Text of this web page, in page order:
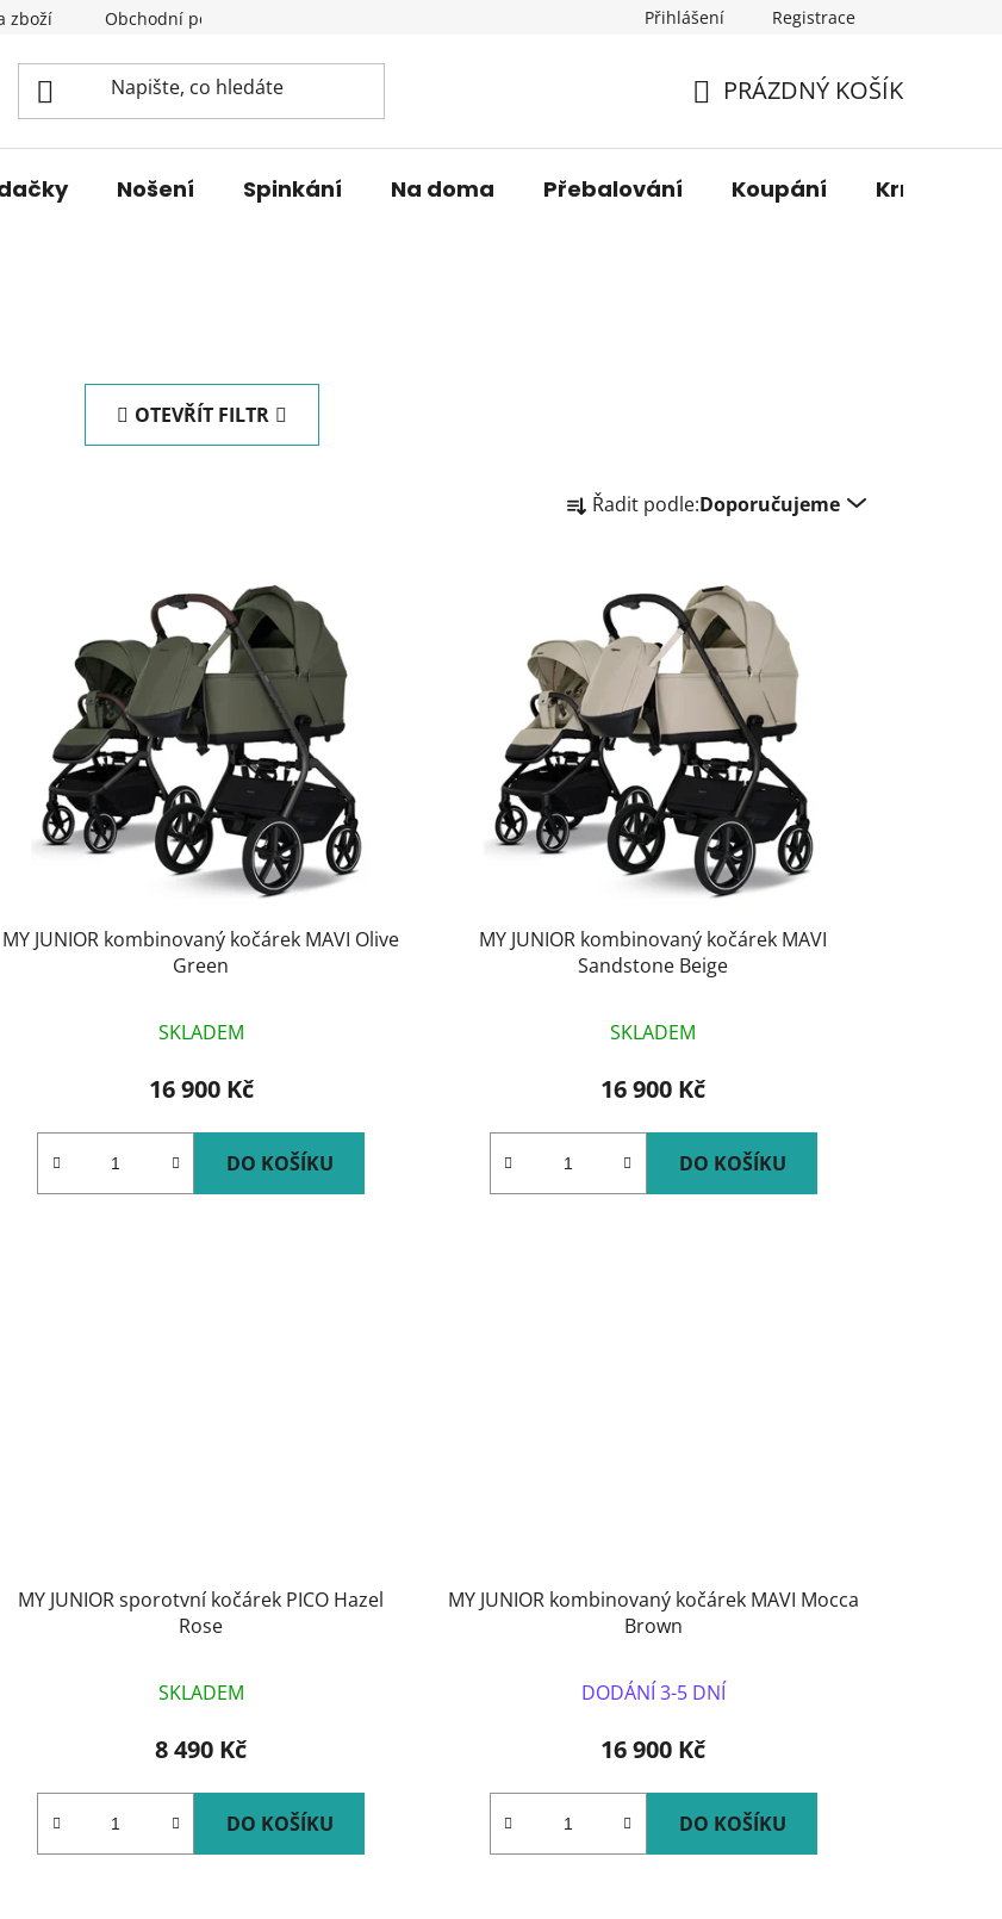
zboží Obchodní podmínky Věrnostní sleva O nás
Přihlášení Registrace
KOŠÍK
PRÁZDNÝ KOŠÍK
Nošení Spinkání Na doma Přebalování Koupání Krmení
OTEVŘÍT FILTR
a
í
p
r
o
d
u
k
t
Řadit podle:Doporučujeme
MY JUNIOR kombinovaný kočárek MAVI Olive
Green
SKLADEM
16 900 Kč
DO KOŠÍKU
MY JUNIOR kombinovaný kočárek MAVI
Sandstone Beige
SKLADEM
16 900 Kč
DO KOŠÍKU
MY JUNIOR sporotvní kočárek PICO Hazel
Rose
SKLADEM
8 490 Kč
DO KOŠÍKU
MY JUNIOR kombinovaný kočárek MAVI Mocca
Brown
DODÁNÍ 3-5 DNÍ
16 900 Kč
DO KOŠÍKU